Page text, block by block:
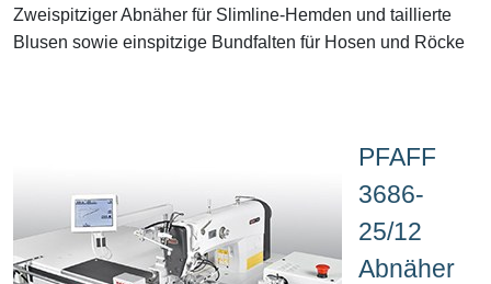
Zweispitziger Abnäher für Slimline-Hemden und taillierte
Blusen sowie einspitzige Bundfalten für Hosen und Röcke
PFAFF
3686-
25/12
Abnäher